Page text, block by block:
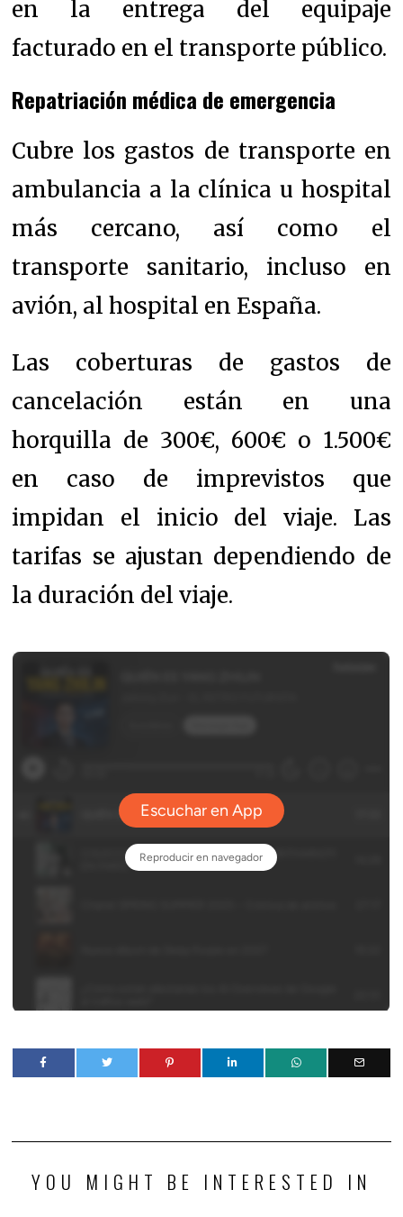
en la entrega del equipaje
facturado en el transporte público.
Repatriación médica de emergencia
Cubre los gastos de transporte en
ambulancia a la clínica u hospital
más cercano, así como el
transporte sanitario, incluso en
avión, al hospital en España.
Las coberturas de gastos de
cancelación están en una
horquilla de 300€, 600€ o 1.500€
en caso de imprevistos que
impidan el inicio del viaje. Las
tarifas se ajustan dependiendo de
la duración del viaje.
YOU MIGHT BE INTERESTED IN